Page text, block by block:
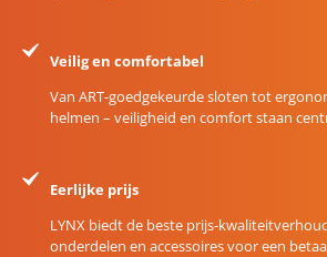
Veilig en comfortabel
Van ART-goedgekeurde sloten tot
helmen – veiligheid en comfort staan
Eerlijke prijs
LYNX biedt de beste prijs-
onderdelen en accessoires voor een